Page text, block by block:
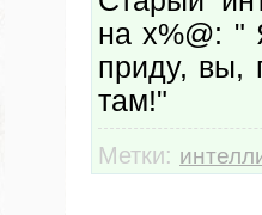
на х%@: "
приду, вы,
там!"
Метки: